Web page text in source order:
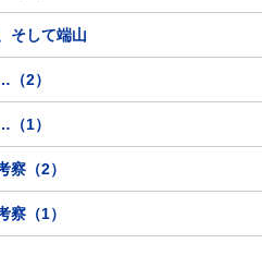
そして端山
2）
1）
（2）
（1）